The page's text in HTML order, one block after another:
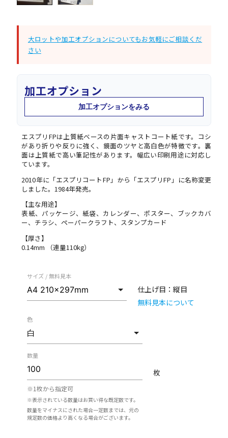
大ロットや加工オプションについてもお気軽にご相談くだ
さい
加工オプション
加工オプションをみる
エスプリFPは上質紙ベースの片面キャストコート紙です。コシ
があり折りや反りに強く、鏡面のツヤと高白色が特徴です。裏
面は上質紙で高い筆記性があります。幅広い印刷用途に対応し
ています。
2010年に「エスプリコートFP」から「エスプリFP」に名称変更
しました。1984年発売。
【主な用途】
表紙、パッケージ、紙袋、カレンダー、ポスター、ブックカバ
ー、チラシ、ペーパークラフト、スタンプカード
【厚さ】
0.14mm （連量110kg）
サイズ / 無料見本
仕上げ目：縦目
無料見本について
色
数量
※1枚から指定可
※表示されている数量はお買い得な既定数です。
数量をマイナスにされた場合一定数までは、元の
規定数の価格より高くなる場合がございます。
枚